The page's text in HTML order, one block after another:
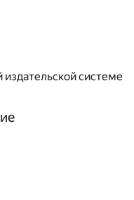
системе